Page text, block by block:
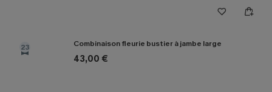
23 Combinaison fleurie bustier à jambe large
43,00 €